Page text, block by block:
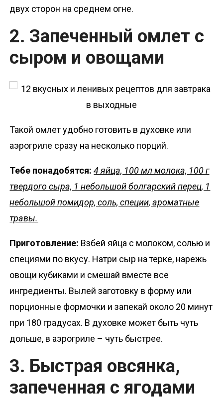
двух сторон на среднем огне.
2. Запеченный омлет с
сыром и овощами
Такой омлет удобно готовить в духовке или
аэрогриле сразу на несколько порций.
Тебе понадобятся:4 яйца, 100 мл молока, 100 г
твердого сыра, 1 небольшой болгарский перец, 1
небольшой помидор, соль, специи, ароматные
травы.
Приготовление: Взбей яйца с молоком, солью и
специями по вкусу. Натри сыр на терке, нарежь
овощи кубиками и смешай вместе все
ингредиенты. Вылей заготовку в форму или
порционные формочки и запекай около 20 минут
при 180 градусах. В духовке может быть чуть
дольше, в аэрогриле – чуть быстрее.
3. Быстрая овсянка,
запеченная с ягодами